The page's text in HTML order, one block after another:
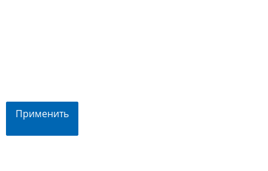
Применить